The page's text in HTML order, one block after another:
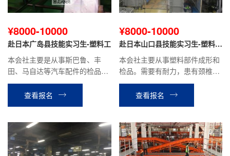
¥8000-10000
赴日本广岛县技能实习生-塑料工
本会社主要是从事斯巴鲁、丰
田、马自达等汽车配件的检品工
作，站立工作，能适应上夜班，
需要有耐力，手指灵巧，健康并
且有体力的人。
查看报名
¥8000-10000
赴日本山口县技能实习生-塑料质
本会社主要从事塑料部件成形和
检品。需要有耐力，患有颈椎、
腰疼等关节病，慢性病的不可
以。贫血，头晕，癫痫，色盲不
可以。
查看报名